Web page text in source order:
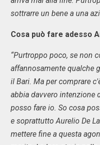
sottrarre un bene a una
Cosa può fare adesso
“Purtroppo poco, se non
affannosamente qualche
il Bari. Ma per comprare
abbia davvero intenzione
posso fare io. So cosa
e soprattutto Aurelio De
mettere fine a questa